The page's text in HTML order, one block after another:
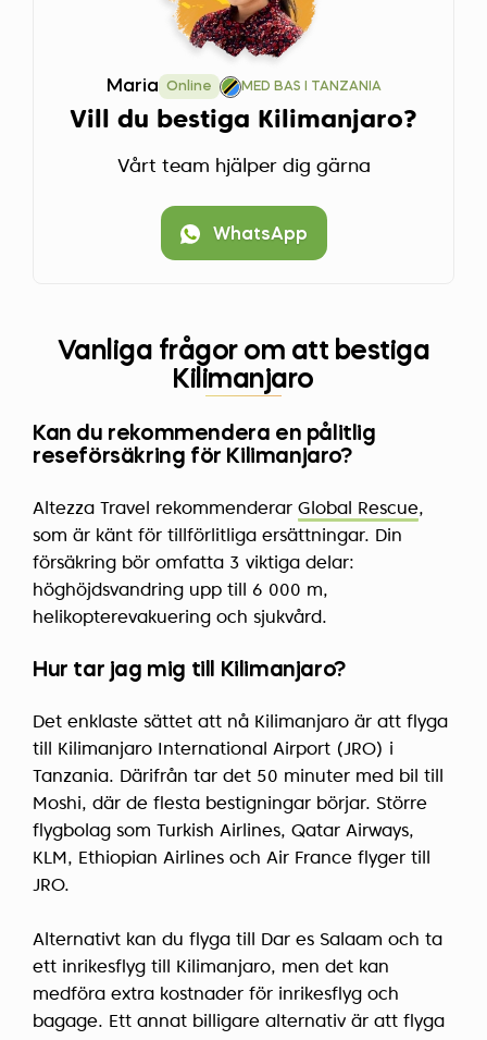
Maria Online MED BAS I TANZANIA
Vill du bestiga Kilimanjaro?
Vårt team hjälper dig gärna
WhatsApp
Vanliga frågor om att bestiga
Kilimanjaro
Kan du rekommendera en pålitlig
reseförsäkring för Kilimanjaro?
Altezza Travel rekommenderar Global Rescue,
som är känt för tillförlitliga ersättningar. Din
försäkring bör omfatta 3 viktiga delar:
höghöjdsvandring upp till 6 000 m,
helikopterevakuering och sjukvård.
Hur tar jag mig till Kilimanjaro?
Det enklaste sättet att nå Kilimanjaro är att flyga
till Kilimanjaro International Airport (JRO) i
Tanzania. Därifrån tar det 50 minuter med bil till
Moshi, där de flesta bestigningar börjar. Större
flygbolag som Turkish Airlines, Qatar Airways,
KLM, Ethiopian Airlines och Air France flyger till
JRO.
Alternativt kan du flyga till Dar es Salaam och ta
ett inrikesflyg till Kilimanjaro, men det kan
medföra extra kostnader för inrikesflyg och
bagage. Ett annat billigare alternativ är att flyga